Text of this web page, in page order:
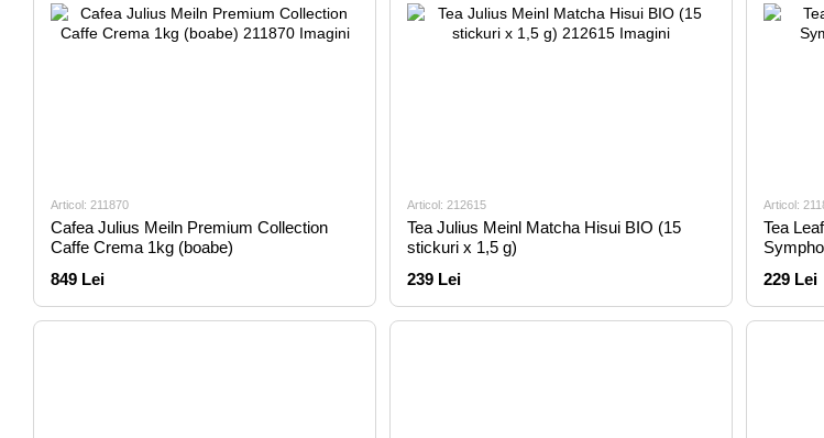
Articol: 211870
Cafea Julius Meiln Premium Collection
Caffe Crema 1kg (boabe)
849 Lei
Articol: 212615
Tea Julius Meinl Matcha Hisui BIO (15
stickuri x 1,5 g)
239 Lei
Articol:
Tea
229 Lei